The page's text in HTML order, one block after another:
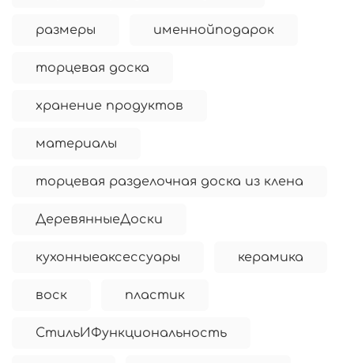
размеры именнойподарок
торцевая доска
хранение продуктов
материалы
торцевая разделочная доска из клена
ДеревянныеДоски
кухонныеаксессуары керамика
воск пластик
СтильИФункциональность